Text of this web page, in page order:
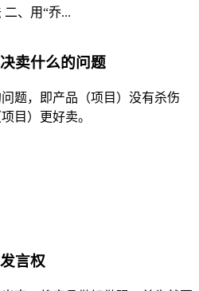
、用“乔...
卖什么的问题
题，即产品（项目）没有杀伤
目）更好卖。
言权